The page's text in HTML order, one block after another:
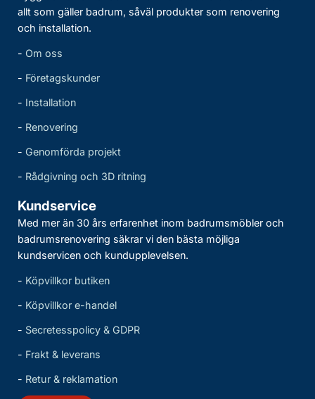
allt som gäller badrum, såväl produkter som renovering
och installation.
- Om oss
- Företagskunder
- Installation
- Renovering
- Genomförda projekt
- Rådgivning och 3D ritning
Kundservice
Med mer än 30 års erfarenhet inom badrumsmöbler och
badrumsrenovering säkrar vi den bästa möjliga
kundservicen och kundupplevelsen.
- Köpvillkor butiken
- Köpvillkor e-handel
- Secretesspolicy & GDPR
- Frakt & leverans
- Retur & reklamation